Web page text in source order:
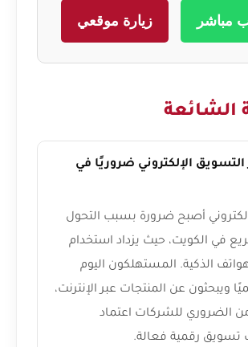
مباشر زيارة موقعي
الشائعة
التسويق الإلكتروني ضروريًا في
أصبح ضرورة بسبب التحول
في الكويت، حيث يزداد استخدام
الذكية. المستهلكون اليوم
ويبحثون عن المنتجات عبر الإنترنت،
الضروري للشركات اعتماد
تسويق رقمية فعالة.